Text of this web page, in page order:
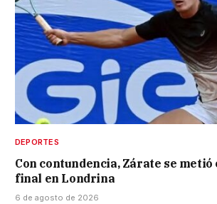
DEPORTES
Con contundencia, Zárate se metió
final en Londrina
6 de agosto de 2026